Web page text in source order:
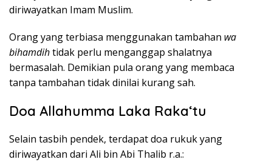
diriwayatkan Imam Muslim.
Orang yang terbiasa menggunakan tambahan wa
bihamdihtidak perlu menganggap shalatnya
bermasalah. Demikian pula orang yang membaca
tanpa tambahan tidak dinilai kurang sah.
Doa Allahumma Laka Raka‘tu
Selain tasbih pendek, terdapat doa rukuk yang
diriwayatkan dari Ali bin Abi Thalib r.a.: